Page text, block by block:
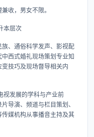
收，男女不限。
本层次
、通俗科学发声、影视配
西式婚礼现场策划专业知
技巧及现场督导相关内
视发展的学科与产业前
导演、频道与栏目策划、
媒机构从事播音主持及其